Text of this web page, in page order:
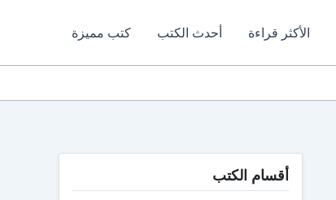
الأكثر قراءة أحدث الكتب كتب مميزة
أقسام الكتب